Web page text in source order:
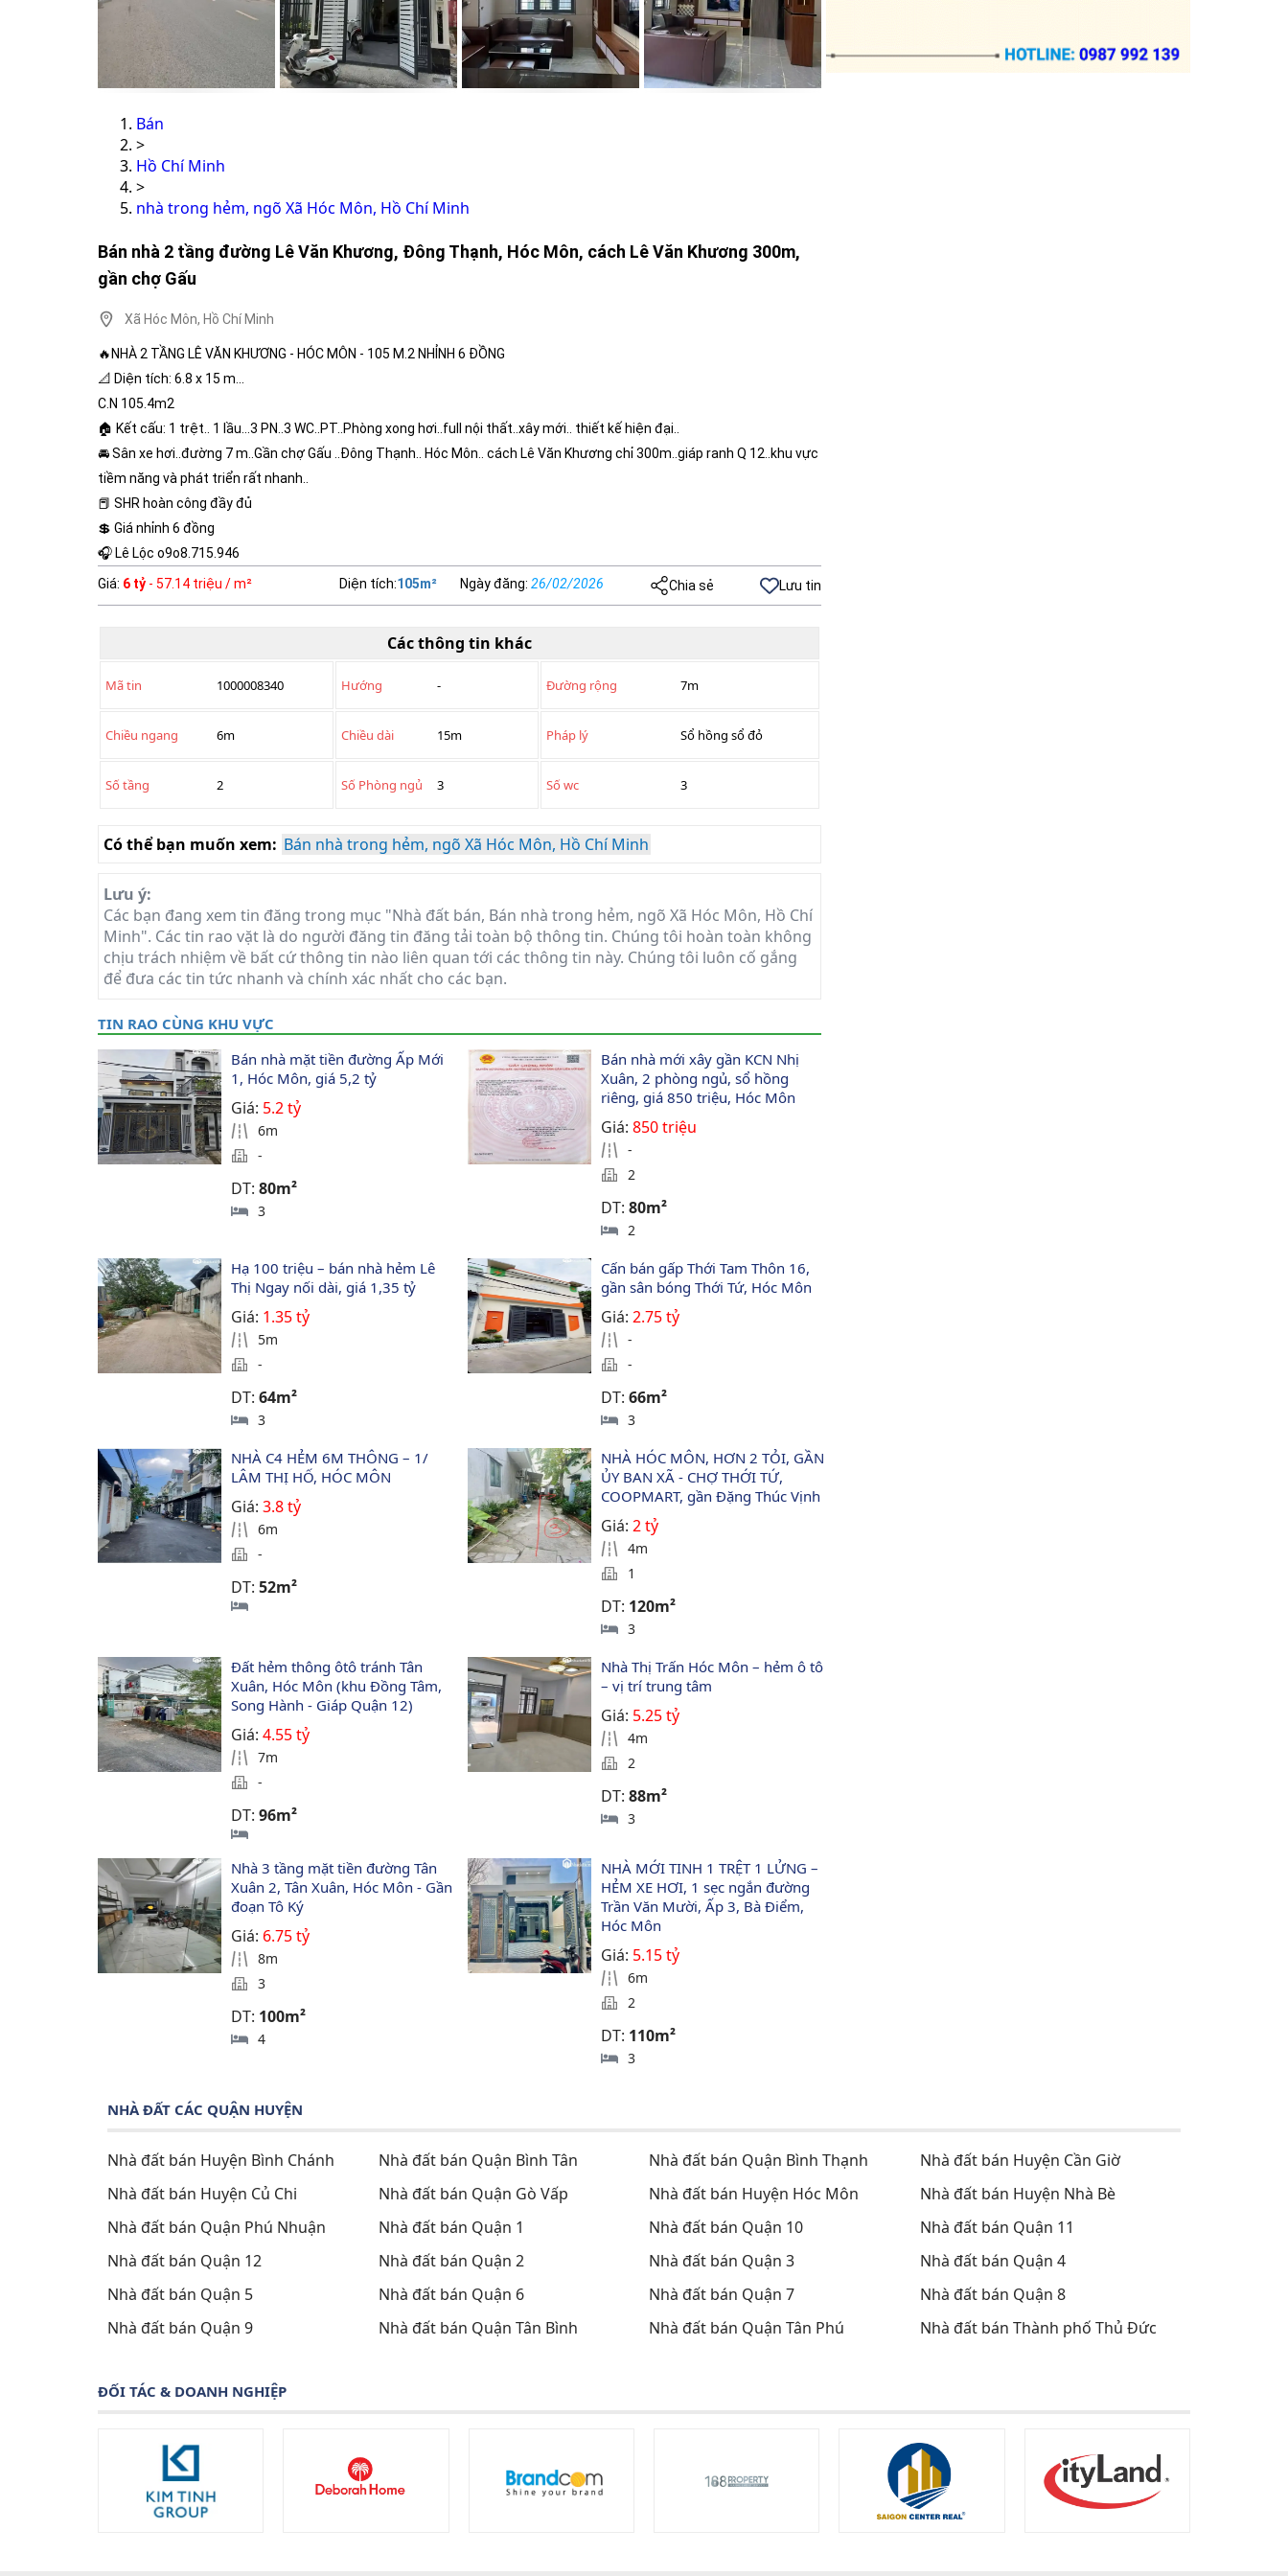
Bán
>
Hồ Chí Minh
>
nhà trong hẻm, ngõ Xã Hóc Môn, Hồ Chí Minh
Bán nhà 2 tầng đường Lê Văn Khương, Đông Thạnh, Hóc Môn, cách Lê Văn Khương 300m,
gần chợ Gấu
Xã Hóc Môn, Hồ Chí Minh
🔥NHÀ 2 TẦNG LÊ VĂN KHƯƠNG - HÓC MÔN - 105 M.2 NHỈNH 6 ĐỒNG
📐 Diện tích: 6.8 x 15 m...
C.N 105.4m2
🏠 Kết cấu: 1 trệt.. 1 lầu...3 PN..3 WC..PT..Phòng xong hơi..full nội thất..xây mới.. thiết kế hiện đại..
🚘 Sân xe hơi..đường 7 m..Gần chợ Gấu ..Đông Thạnh.. Hóc Môn.. cách Lê Văn Khương chỉ 300m..giáp ranh Q 12..khu vực
tiềm năng và phát triển rất nhanh..
📕 SHR hoàn công đầy đủ
💲 Giá nhỉnh 6 đồng
🎧 Lê Lộc o9o8.715.946
Giá: 6 tỷ - 57.14 triệu / m² Diện tích:105m² Ngày đăng: 26/02/2026 Chia sẻ Lưu tin
Các thông tin khác
Mã tin 1000008340 Hướng - Đường rộng 7m
Chiều ngang 6m Chiều dài 15m Pháp lý Sổ hồng sổ đỏ
Số tầng 2 Số Phòng ngủ 3 Số wc 3
Có thể bạn muốn xem: Bán nhà trong hẻm, ngõ Xã Hóc Môn, Hồ Chí Minh
Lưu ý:
Các bạn đang xem tin đăng trong mục "Nhà đất bán, Bán nhà trong hẻm, ngõ Xã Hóc Môn, Hồ Chí
Minh". Các tin rao vặt là do người đăng tin đăng tải toàn bộ thông tin. Chúng tôi hoàn toàn không
chịu trách nhiệm về bất cứ thông tin nào liên quan tới các thông tin này. Chúng tôi luôn cố gắng
để đưa các tin tức nhanh và chính xác nhất cho các bạn.
TIN RAO CÙNG KHU VỰC
Bán nhà mặt tiền đường Ấp Mới
1, Hóc Môn, giá 5,2 tỷ
Giá: 5.2 tỷ
6m
-
DT:80m²
3
Bán nhà mới xây gần KCN Nhị
Xuân, 2 phòng ngủ, sổ hồng
riêng, giá 850 triệu, Hóc Môn
Giá: 850 triệu
-
2
DT: 80m²
2
Hạ 100 triệu – bán nhà hẻm Lê
Thị Ngay nối dài, giá 1,35 tỷ
Giá: 1.35 tỷ
5m
-
DT:64m²
3
Cấn bán gấp Thới Tam Thôn 16,
gần sân bóng Thới Tứ, Hóc Môn
Giá: 2.75 tỷ
-
-
DT: 66m²
3
NHÀ C4 HẺM 6M THÔNG – 1/
LÂM THỊ HỐ, HÓC MÔN
Giá:3.8 tỷ
6m
-
DT:52m²
NHÀ HÓC MÔN, HƠN 2 TỎI, GẦN
ỦY BAN XÃ - CHỢ THỚI TỨ,
COOPMART, gần Đặng Thúc Vịnh
Giá: 2 tỷ
4m
1
DT: 120m²
3
Đất hẻm thông ôtô tránh Tân
Xuân, Hóc Môn (khu Đồng Tâm,
Song Hành - Giáp Quận 12)
Giá:4.55 tỷ
7m
-
DT:96m²
Nhà Thị Trấn Hóc Môn – hẻm ô tô
– vị trí trung tâm
Giá: 5.25 tỷ
4m
2
DT: 88m²
3
Nhà 3 tầng mặt tiền đường Tân
Xuân 2, Tân Xuân, Hóc Môn - Gần
đoạn Tô Ký
Giá: 6.75 tỷ
8m
3
DT: 100m²
4
NHÀ MỚI TINH 1 TRỆT 1 LỬNG –
HẺM XE HƠI, 1 sẹc ngắn đường
Trần Văn Mười, Ấp 3, Bà Điểm,
Hóc Môn
Giá: 5.15 tỷ
6m
2
DT: 110m²
3
NHÀ ĐẤT CÁC QUẬN HUYỆN
Nhà đất bán Huyện Bình Chánh Nhà đất bán Quận Bình Tân Nhà đất bán Quận Bình Thạnh
Nhà đất bán Huyện Cần Giờ
Nhà đất bán Huyện Củ Chi
Nhà đất bán Quận Gò Vấp Nhà đất bán Huyện Hóc Môn
Nhà đất bán Huyện Nhà Bè
Nhà đất bán Quận Phú Nhuận
Nhà đất bán Quận 1 Nhà đất bán Quận 10
Nhà đất bán Quận 11
Nhà đất bán Quận 12
Nhà đất bán Quận 2 Nhà đất bán Quận 3
Nhà đất bán Quận 4
Nhà đất bán Quận 5
Nhà đất bán Quận 6 Nhà đất bán Quận 7
Nhà đất bán Quận 8
Nhà đất bán Quận 9
Nhà đất bán Quận Tân Bình Nhà đất bán Quận Tân Phú Nhà đất bán Thành phố Thủ Đức
ĐỐI TÁC & DOANH NGHIỆP